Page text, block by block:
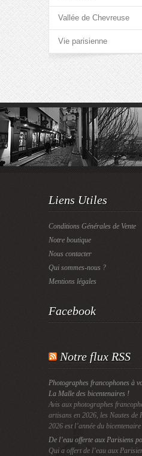
Vallée de Chevreuse
Vie parisienne
Liens Utiles
Conditions Générales de Vente
Notre boutique
Nous contacter
Qui sommes-nous ?
Mentions légales
Facebook
Notre flux RSS
Photographes francophones à
La Malle des bicentenaires !
Avis aux photographes
artisans en 2026, les Nautes de
2026 est l’année du bicentenaire
De l’eau offerte aux Parisiens
Qui a offert de l’eau aux